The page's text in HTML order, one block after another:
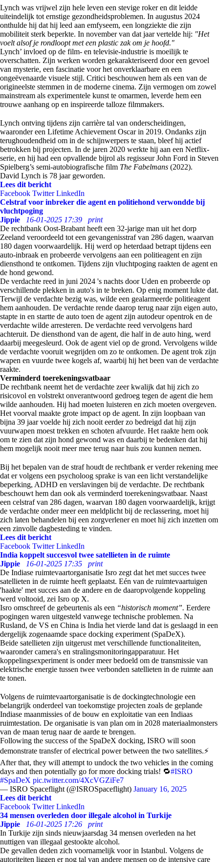
Lynch was vrijwel zijn hele leven een stevige roker en dit leidde
uiteindelijk tot ernstige gezondheidsproblemen. In augustus 2024
onthulde hij dat hij leed aan emfyseem, een longziekte die zijn
mobiliteit sterk beperkte. In november van dat jaar vertelde hij: "Het
voelt alsof je rondloopt met een plastic zak om je hoofd."
Lynch’ invloed op de film- en televisie-industrie is moeilijk te
overschatten. Zijn werken worden gekarakteriseerd door een gevoel
van mysterie, een fascinatie voor het onverklaarbare en een
ongeëvenaarde visuele stijl. Critici beschouwen hem als een van de
origineelste stemmen in de moderne cinema. Zijn vermogen om zowel
mainstream als experimentele kunst te omarmen, leverde hem een
trouwe aanhang op en inspireerde talloze filmmakers.
Lynch ontving tijdens zijn carrière tal van onderscheidingen,
waaronder een Lifetime Achievement Oscar in 2019. Ondanks zijn
terughoudendheid om in de schijnwerpers te staan, bleef hij actief
betrokken bij projecten. In de jaren 2020 werkte hij aan een Netflix-
serie, en hij had een opvallende bijrol als regisseur John Ford in Steven
Spielberg’s semi-autobiografische film The Fabelmans (2022).
David Lynch is 78 jaar geworden.
Lees dit bericht
Facebook Twitter LinkedIn
Celstraf voor inbreker die agent en politiehond verwondde bij
vluchtpoging
Jippie
16-01-2025 17:39
print
De rechtbank Oost-Brabant heeft een 32-jarige man uit het dorp
Zeeland veroordeeld tot een gevangenisstraf van 286 dagen, waarvan
180 dagen voorwaardelijk. Hij werd op heterdaad betrapt tijdens een
auto-inbraak en probeerde vervolgens aan een politieagent en zijn
diensthond te ontkomen. Tijdens zijn vluchtpoging raakten de agent en
de hond gewond.
De verdachte reed in juni 2024 's nachts door Uden en probeerde op
verschillende plekken in auto's in te breken. Op enig moment lukte dat.
Terwijl de verdachte bezig was, wilde een gealarmeerde politieagent
hem aanhouden. De verdachte rende daarop terug naar zijn eigen auto,
stapte in en startte de auto toen de agent zijn autodeur opentrok en de
verdachte wilde arresteren. De verdachte reed vervolgens hard
achteruit. De diensthond van de agent, die half in de auto hing, werd
daarbij meegesleurd. Ook de agent viel op de grond. Vervolgens wilde
de verdachte vooruit wegrijden om zo te ontkomen. De agent trok zijn
wapen en vuurde twee kogels af, waarbij hij het been van de verdachte
raakte.
Verminderd toerekeningsvatbaar
De rechtbank neemt het de verdachte zeer kwalijk dat hij zich zo
risicovol en volstrekt onverantwoord gedroeg tegen de agent die hem
wilde aanhouden. Hij had moeten luisteren en zich moeten overgeven.
Het voorval maakte grote impact op de agent. In zijn loopbaan van
bijna 39 jaar voelde hij zich nooit eerder zo bedreigd dat hij zijn
vuurwapen moest trekken en schoten afvuurde. Het raakte hem ook
om te zien dat zijn hond gewond was en daarbij te bedenken dat hij
hem mogelijk nooit meer mee terug naar huis zou kunnen nemen.
Bij het bepalen van de straf houdt de rechtbank er verder rekening mee
dat er volgens een psycholoog sprake is van een licht verstandelijke
beperking, ADHD en verslavingen bij de verdachte. De rechtbank
beschouwt hem dan ook als verminderd toerekeningsvatbaar. Naast
een celstraf van 286 dagen, waarvan 180 dagen voorwaardelijk, krijgt
de verdachte onder meer een meldplicht bij de reclassering, moet hij
zich laten behandelen bij een zorgverlener en moet hij zich inzetten om
een zinvolle dagbesteding te vinden.
Lees dit bericht
Facebook Twitter LinkedIn
India koppelt succesvol twee satellieten in de ruimte
Jippie
16-01-2025 17:35
print
De Indiase ruimtevaartorganisatie Isro zegt dat het met succes twee
satellieten in de ruimte heeft geplaatst. Eén van de ruimtevaartuigen
'haakte' met succes aan de andere en de daaropvolgende koppeling
werd voltooid, zei Isro op X.
Isro omschreef de gebeurtenis als een “historisch moment”. Eerdere
pogingen waren uitgesteld vanwege technische problemen. Na
Rusland, de VS en China is India het vierde land dat is geslaagd in een
dergelijk zogenaamde space docking experiment (SpaDeX).
Beide satellieten zijn uitgerust met verschillende functionaliteiten,
waaronder camera's en stralingsmonitoringapparatuur. Het
koppelingsexperiment is onder meer bedoeld om de transmissie van
elektrische energie tussen twee verbonden satellieten in de ruimte aan
te tonen.
Volgens de ruimtevaartorganisatie is de dockingtechnologie een
belangrijk onderdeel van toekomstige projecten zoals de geplande
Indiase maanmissies of de bouw en exploitatie van een Indiaas
ruimtestation. De organisatie is van plan om in 2028 materiaalmonsters
van de maan terug naar de aarde te brengen.
Following the success of the SpaDeX docking, ISRO will soon
demonstrate transfer of electrical power between the two satellites.⚡️
After that, they will attempt to undock the two vehicles in the coming
days and then potentially go for more docking trials! 🔁#ISRO
#SpaDeX pic.twitter.com/4XcVGZiFe7
— ISRO Spaceflight (@ISROSpaceflight) January 16, 2025
Lees dit bericht
Facebook Twitter LinkedIn
34 mensen overleden door illegale alcohol in Turkije
Jippie
16-01-2025 17:26
print
In Turkije zijn sinds nieuwjaarsdag 34 mensen overleden na het
nuttigen van illegaal gestookte alcohol.
De gevallen deden zich voornamelijk voor in Istanbul. Volgens de
autoriteiten liggen er nog tal van andere mensen op de intensive care